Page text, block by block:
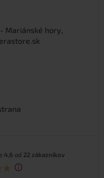
Mariánské hory,
4,6 od 22 zákazníkov